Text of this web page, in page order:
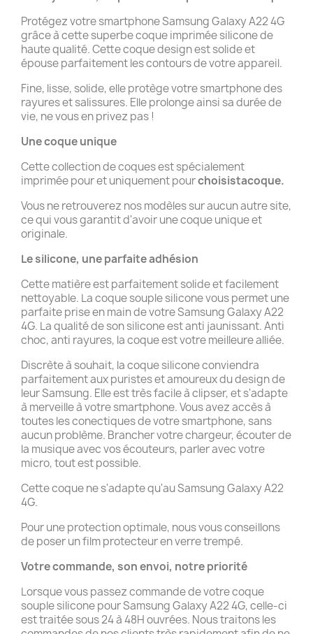
Protégez votre smartphone Samsung Galaxy A22 4G
grâce à cette superbe coque imprimée silicone de
haute qualité. Cette coque design est solide et
épouse parfaitement les contours de votre appareil.
Fine, lisse, solide, elle protège votre smartphone des
rayures et salissures. Elle prolonge ainsi sa durée de
vie, ne vous en privez pas !
Une coque unique
Cette collection de coques est spécialement
imprimée pour et uniquement pourchoisistacoque.
Vous ne retrouverez nos modèles sur aucun autre site,
ce qui vous garantit d'avoir une coque unique et
originale.
Le silicone, une parfaite adhésion
Cette matière est parfaitement solide et facilement
nettoyable. La coque souple silicone vous permet une
parfaite prise en main de votre Samsung Galaxy A22
4G. La qualité de son silicone est anti jaunissant. Anti
choc, anti rayures, la coque est votre meilleure alliée.
Discrète à souhait, la coque silicone conviendra
parfaitement aux puristes et amoureux du design de
leur Samsung. Elle est très facile à clipser, et s'adapte
à merveille à votre smartphone. Vous avez accès à
toutes les conectiques de votre smartphone, sans
aucun problème. Brancher votre chargeur, écouter de
la musique avec vos écouteurs, parler avec votre
micro, tout est possible.
Cette coque ne s'adapte qu'au Samsung Galaxy A22
4G.
Pour une protection optimale, nous vous conseillons
de poser un film protecteur en verre trempé.
Votre commande, son envoi, notre priorité
Lorsque vous passez commande de votre coque
souple silicone pour Samsung Galaxy A22 4G, celle-ci
est traitée sous 24 à 48H ouvrées. Nous traitons les